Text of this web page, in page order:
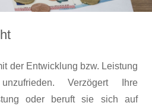
der Entwicklung bzw. Leistung
Verzögert Ihre
oder beruft sie sich auf